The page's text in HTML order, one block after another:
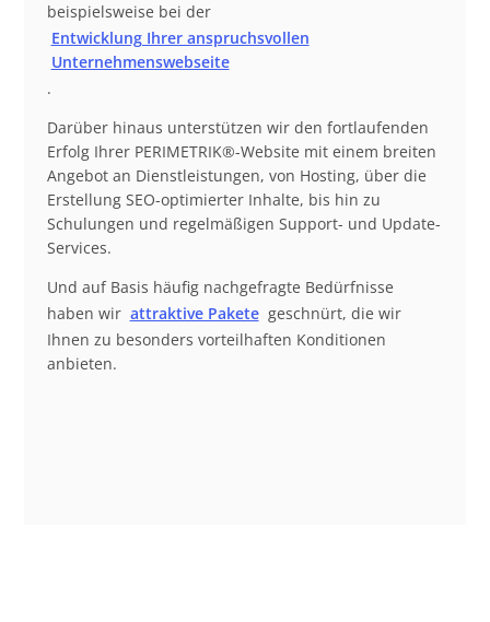
beispielsweise bei der
Entwicklung Ihrer anspruchsvollen
Unternehmenswebseite
.
Darüber hinaus unterstützen wir den fortlaufenden
Erfolg Ihrer PERIMETRIK®-Website mit einem breiten
Angebot an Dienstleistungen, von Hosting, über die
Erstellung SEO-optimierter Inhalte, bis hin zu
Schulungen und regelmäßigen Support- und Update-
Services.
Und auf Basis häufig nachgefragte Bedürfnisse
haben wir attraktive Pakete geschnürt, die wir
Ihnen zu besonders vorteilhaften Konditionen
anbieten.